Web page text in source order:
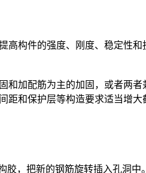
构件的强度、刚度、稳定性
加配筋为主的加固，或者两
和保护层等构造要求适当增
，把新的钢筋旋转插入孔洞